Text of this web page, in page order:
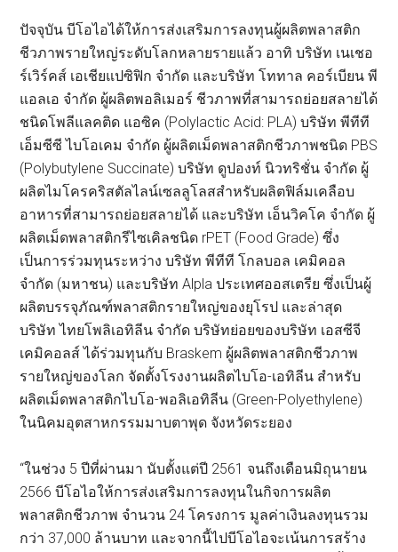
ปัจจุบัน บีโอไอได้ให้การส่งเสริมการลงทุนผู้ผลิตพลาสติก
ชีวภาพรายใหญ่ระดับโลกหลายรายแล้ว อาทิ บริษัท เนเชอ
ร์เวิร์คส์ เอเชียแปซิฟิก จำกัด และบริษัท โททาล คอร์เบียน พี
แอลเอ จำกัด ผู้ผลิตพอลิเมอร์ ชีวภาพที่สามารถย่อยสลายได้
ชนิดโพลีแลคติด แอซิค (Polylactic Acid: PLA) บริษัท พีทีที
เอ็มซีซี ไบโอเคม จำกัด ผู้ผลิตเม็ดพลาสติกชีวภาพชนิด PBS
(Polybutylene Succinate) บริษัท ดูปองท์ นิวทริชั่น จำกัด ผู้
ผลิตไมโครคริสตัลไลน์เซลลูโลสสำหรับผลิตฟิล์มเคลือบ
อาหารที่สามารถย่อยสลายได้ และบริษัท เอ็นวิคโค จำกัด ผู้
ผลิตเม็ดพลาสติกรีไซเคิลชนิด rPET (Food Grade) ซึ่ง
เป็นการร่วมทุนระหว่าง บริษัท พีทีที โกลบอล เคมิคอล
จำกัด (มหาชน) และบริษัท Alpla ประเทศออสเตรีย ซึ่งเป็นผู้
ผลิตบรรจุภัณฑ์พลาสติกรายใหญ่ของยุโรป และล่าสุด
บริษัท ไทยโพลิเอทิลีน จำกัด บริษัทย่อยของบริษัท เอสซีจี
เคมิคอลส์ ได้ร่วมทุนกับ Braskem ผู้ผลิตพลาสติกชีวภาพ
รายใหญ่ของโลก จัดตั้งโรงงานผลิตไบโอ-เอทิลีน สำหรับ
ผลิตเม็ดพลาสติกไบโอ-พอลิเอทิลีน (Green-Polyethylene)
ในนิคมอุตสาหกรรมมาบตาพุด จังหวัดระยอง
“ในช่วง 5 ปีที่ผ่านมา นับตั้งแต่ปี 2561 จนถึงเดือนมิถุนายน
2566 บีโอไอให้การส่งเสริมการลงทุนในกิจการผลิต
พลาสติกชีวภาพ จำนวน 24 โครงการ มูลค่าเงินลงทุนรวม
กว่า 37,000 ล้านบาท และจากนี้ไปบีโอไอจะเน้นการสร้าง